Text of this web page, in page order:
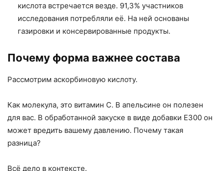
кислота встречается везде. 91,3% участников
исследования потребляли её. На ней основаны
газировки и консервированные продукты.
Почему форма важнее состава
Рассмотрим аскорбиновую кислоту.
Как молекула, это витамин С. В апельсине он полезен
для вас. В обработанной закуске в виде добавки E300 он
может вредить вашему давлению. Почему такая
разница?
Всё дело в контексте.